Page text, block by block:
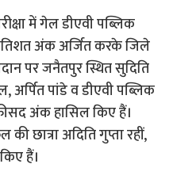
में गेल डीएवी पब्लिक
अंक अर्जित करके जिले
पर जनैतपुर स्थित सुदिति
पांडे व डीएवी पब्लिक
अंक हासिल किए हैं।
छात्रा अदिति गुप्ता रहीं,
हैं।